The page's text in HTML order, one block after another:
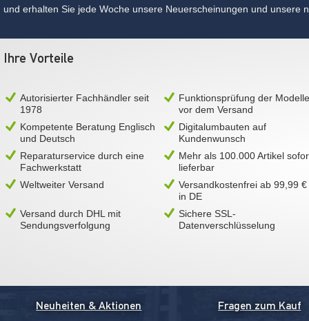
und erhalten Sie jede Woche unsere Neuerscheinungen und unsere
Ihre Vorteile
Autorisierter Fachhändler seit
1978
Funktionsprüfung der Modelle
vor dem Versand
Kompetente Beratung Englisch
und Deutsch
Digitalumbauten auf
Kundenwunsch
Reparaturservice durch eine
Fachwerkstatt
Mehr als 100.000 Artikel
lieferbar
Weltweiter Versand
Versandkostenfrei ab 99,99 €
in DE
Versand durch DHL mit
Sendungsverfolgung
Sichere SSL-
Datenverschlüsselung
Neuheiten & Aktionen Fragen zum Kauf